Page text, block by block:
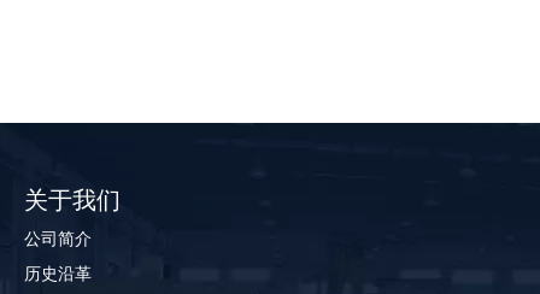
关于我们
公司简介
历史沿革